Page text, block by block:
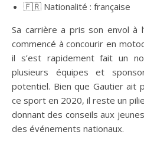
🇫🇷 Nationalité : française
Sa carrière a pris son envol à
commencé à concourir en
il s’est rapidement fait un
plusieurs équipes et
potentiel. Bien que Gautier ait
ce sport en 2020, il reste un
donnant des conseils aux
des événements nationaux.